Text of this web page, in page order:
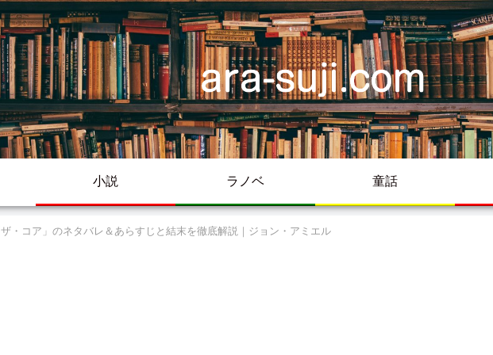
小説 ラノベ 童話
・コア」のネタバレ＆あらすじと結末を徹底解説｜ジョン・アミエル